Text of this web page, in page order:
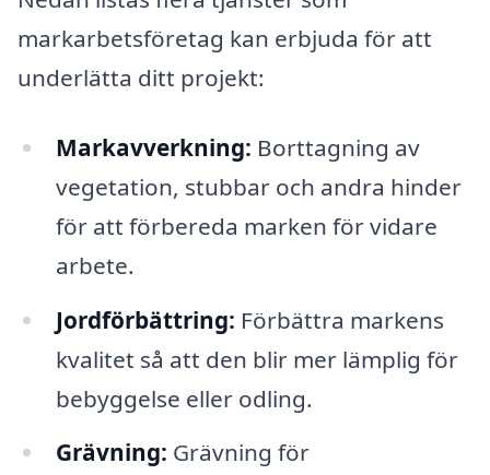
markarbetsföretag kan erbjuda för att
underlätta ditt projekt:
Markavverkning: Borttagning av
vegetation, stubbar och andra hinder
för att förbereda marken för vidare
arbete.
Jordförbättring: Förbättra markens
kvalitet så att den blir mer lämplig för
bebyggelse eller odling.
Grävning: Grävning för